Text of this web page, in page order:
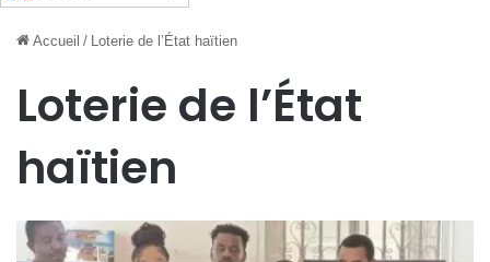
Accueil / Loterie de l’État haïtien
Loterie de l’État
haïtien